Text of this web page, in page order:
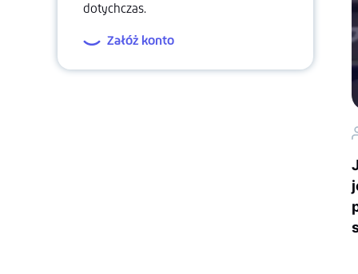
dotychczas.
Załóż konto